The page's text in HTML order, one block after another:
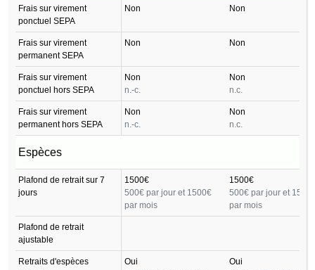
Frais sur virement
ponctuel SEPA
Non Non
Frais sur virement
permanent SEPA
Non Non
Frais sur virement
ponctuel hors SEPA
Non
n.-c.
Non
n.c.
Frais sur virement
permanent hors SEPA
Non
n.-c.
Non
n.c.
Espèces
Plafond de retrait sur 7
jours
1500€
500€ par jour et 1500€
par mois
1500€
500€ par jour et
par mois
Plafond de retrait
ajustable
Retraits d'espèces
Oui
Oui